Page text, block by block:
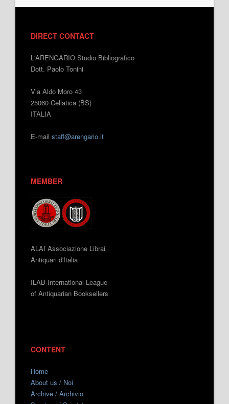
DIRECT CONTACT
L'ARENGARIO Studio Bibliografico
Dott. Paolo Tonini
Via Aldo Moro 43
25060 Cellatica (BS)
ITALIA
E-mail staff@arengario.it
MEMBER
ALAI Associazione Librai
Antiquari d'Italia
ILAB International League
of Antiquarian Booksellers
CONTENT
Home
About us / Noi
Archive / Archivio